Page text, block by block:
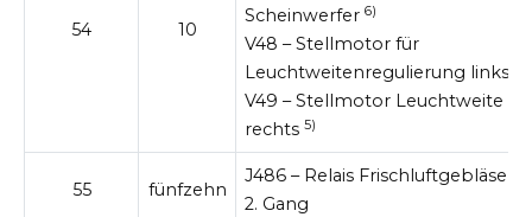
54 10
Scheinwerfer6)
V48 – Stellmotor für
Leuchtweitenregulierung links
V49 – Stellmotor Leuchtweite
rechts5)
55 fünfzehn
J486 – Relais Frischluftgebläse
2. Gang